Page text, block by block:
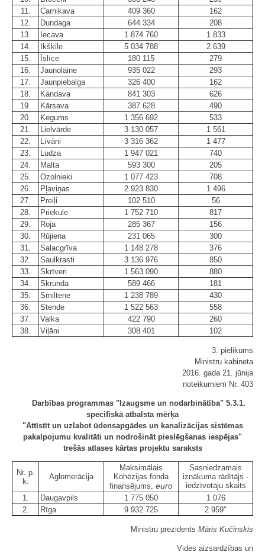
11.
Carnikava 409 360
162
12.
Dundaga 644 334
208
13.
Iecava 1 874 760
1 833
14.
Ikšķile 5 034 788
2 639
15.
Īslīce 180 115
279
16.
Jaunolaine 935 022
293
17.
Jaunpiebalga 326 400
162
18.
Kandava 841 303
626
19.
Kārsava 387 628
490
20.
Ķegums 1 356 692
533
21.
Lielvārde 3 130 057
1 561
22.
Līvāni 3 316 362
1 477
23.
Ludza 1 947 021
740
24.
Malta 593 300
205
25.
Ozolnieki 1 077 423
708
26.
Pļaviņas 2 923 830
1 496
27.
Preiļi 102 510
56
28.
Priekule 1 752 710
817
29.
Roja 285 367
156
30.
Rūjiena 231 065
300
31.
Salacgrīva 1 148 278
376
32.
Saulkrasti 3 136 976
850
33.
Skrīveri 1 563 090
880
34.
Skrunda 589 466
181
35.
Smiltene 1 238 789
430
36.
Stende 1 522 563
558
37.
Valka 422 790
260
38.
Viļāni 308 401 102
3. pielikums
Ministru kabineta
2016. gada 21. jūnija
noteikumiem Nr. 403
Darbības programmas "Izaugsme un nodarbinātība" 5.3.1.
specifiskā atbalsta mērķa
"Attīstīt un uzlabot ūdensapgādes un kanalizācijas sistēmas
pakalpojumu kvalitāti un nodrošināt pieslēgšanas iespējas"
trešās atlases kārtas projektu saraksts
Nr. p.
k.
Aglomerācija
Maksimālais
Kohēzijas fonda
finansējums, euro
Sasniedzamais
iznākuma rādītājs -
iedzīvotāju skaits
1.
Daugavpils 1 775 050
1 076
2.
Rīga 9 932 725 2 959"
Ministru prezidents Māris Kučinskis
Vides aizsardzības un